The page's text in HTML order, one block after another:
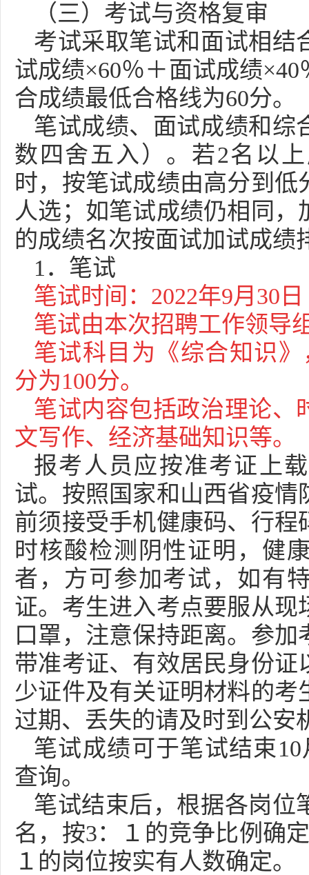
（三）考试与资格复审
考试采取笔试和面试相结
试成绩×60％＋面试成绩
合成绩最低合格线为60分。
笔试成绩、面试成绩和综
数四舍五入）。若2名以
时，按笔试成绩由高分到
人选；如笔试成绩仍相同
的成绩名次按面试加试成绩
1．笔试
笔试时间：2022年9月30
笔试由本次招聘工作领导
笔试科目为《综合知识
分为100分。
笔试内容包括政治理论、
文写作、经济基础知识等。
报考人员应按准考证上
试。按照国家和山西省疫
前须接受手机健康码、行程
时核酸检测阴性证明，健
者，方可参加考试，如有
证。考生进入考点要服从
口罩，注意保持距离。参
带准考证、有效居民身份
少证件及有关证明材料的
过期、丢失的请及时到公安
笔试成绩可于笔试结束
查询。
笔试结束后，根据各岗位
名，按3：１的竞争比例确
１的岗位按实有人数确定。